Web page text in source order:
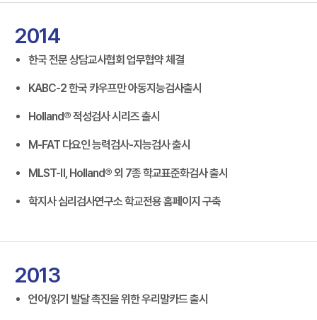
2014
한국 전문 상담교사협회 업무협약 체결
KABC-2 한국 카우프만 아동지능검사출시
Holland® 적성검사 시리즈 출시
M-FAT 다요인 능력검사-지능검사 출시
MLST-Ⅱ, Holland® 외 7종 학교표준화검사 출시
학지사 심리검사연구소 학교전용 홈페이지 구축
2013
언어/읽기 발달 촉진을 위한 우리말카드 출시